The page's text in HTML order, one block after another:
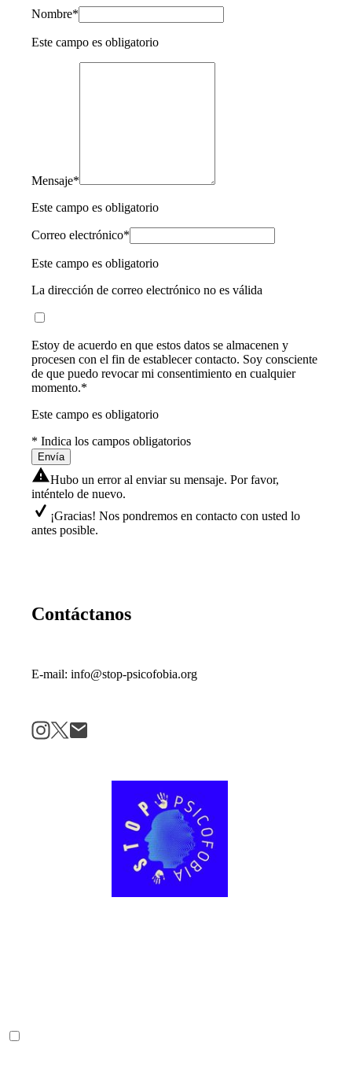
Nombre*
Este campo es obligatorio
Mensaje*
Este campo es obligatorio
Correo electrónico*
Este campo es obligatorio
La dirección de correo electrónico no es válida
Estoy de acuerdo en que estos datos se almacenen y
procesen con el fin de establecer contacto. Soy consciente
de que puedo revocar mi consentimiento en cualquier
momento.*
Este campo es obligatorio
* Indica los campos obligatorios
Envía
Hubo un error al enviar su mensaje. Por favor,
inténtelo de nuevo.
¡Gracias! Nos pondremos en contacto con usted lo
antes posible.
Contáctanos
E-mail: info@stop-psicofobia.org